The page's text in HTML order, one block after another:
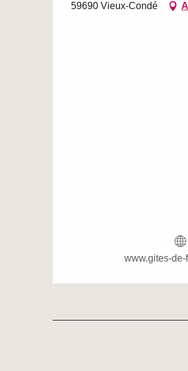
59690 Vieux-Condé
www.gites-de-